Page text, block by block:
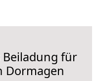
für
Dormagen